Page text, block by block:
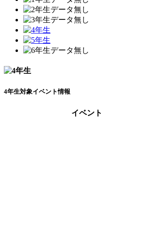
4年生対象イベント情報
イベント